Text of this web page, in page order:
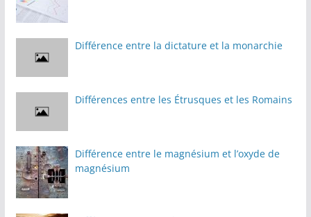
Différence entre la dictature et la monarchie
Différences entre les Étrusques et les Romains
Différence entre le magnésium et l’oxyde de
magnésium